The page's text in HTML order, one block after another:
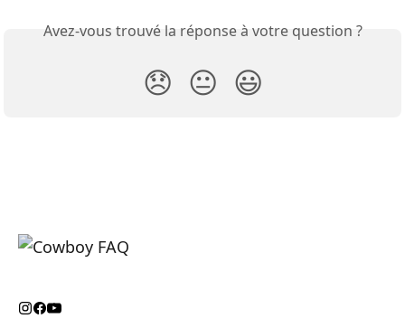
Avez-vous trouvé la réponse à votre question ?
😞 😐 😃